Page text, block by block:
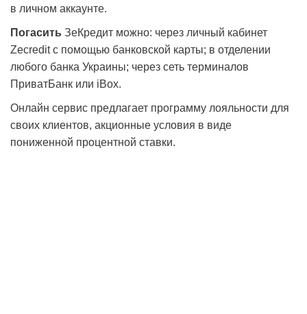
в личном аккаунте.
Погасить ЗеКредит можно: через личный кабинет
Zecredit с помощью банковской карты; в отделении
любого банка Украины; через сеть терминалов
ПриватБанк или iBox.
Онлайн сервис предлагает программу лояльности для
своих клиентов, акционные условия в виде
пониженной процентной ставки.